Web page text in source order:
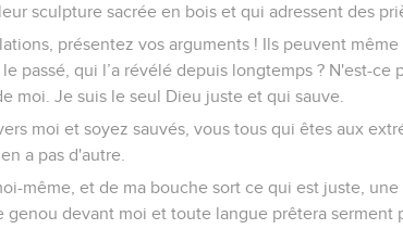
sculpture sacrée en bois et qui adressent des
présentez vos arguments ! Ils peuvent
passé, qui l’a révélé depuis longtemps ? N'est-ce
moi. Je suis le seul Dieu juste et qui sauve.
moi et soyez sauvés, vous tous qui êtes aux
a pas d'autre.
même, et de ma bouche sort ce qui est juste,
genou devant moi et toute langue prêtera serment